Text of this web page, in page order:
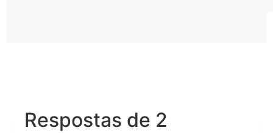
Respostas de 2